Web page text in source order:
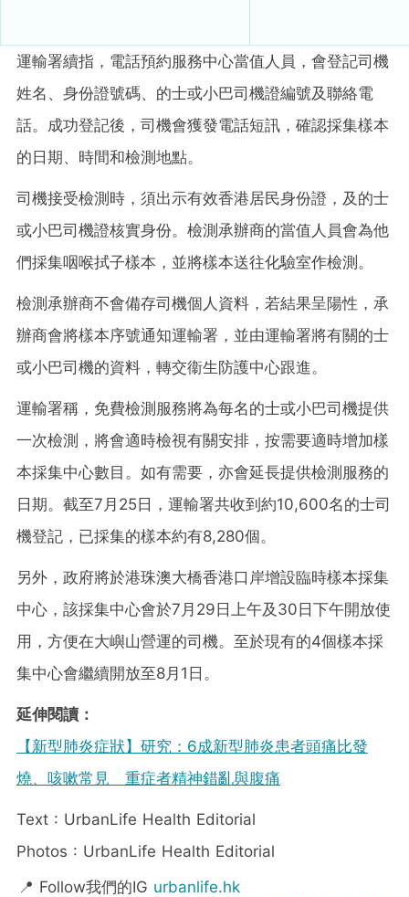
運輸署續指，電話預約服務中心當值人員，會登記司機
姓名、身份證號碼、的士或小巴司機證編號及聯絡電
話。成功登記後，司機會獲發電話短訊，確認採集樣本
的日期、時間和檢測地點。
司機接受檢測時，須出示有效香港居民身份證，及的士
或小巴司機證核實身份。檢測承辦商的當值人員會為他
們採集咽喉拭子樣本，並將樣本送往化驗室作檢測。
檢測承辦商不會備存司機個人資料，若結果呈陽性，承
辦商會將樣本序號通知運輸署，並由運輸署將有關的士
或小巴司機的資料，轉交衞生防護中心跟進。
運輸署稱，免費檢測服務將為每名的士或小巴司機提供
一次檢測，將會適時檢視有關安排，按需要適時增加樣
本採集中心數目。如有需要，亦會延長提供檢測服務的
日期。截至7月25日，運輸署共收到約10,600名的士司
機登記，已採集的樣本約有8,280個。
另外，政府將於港珠澳大橋香港口岸增設臨時樣本採集
中心，該採集中心會於7月29日上午及30日下午開放使
用，方便在大嶼山營運的司機。至於現有的4個樣本採
集中心會繼續開放至8月1日。
延伸閱讀：
【新型肺炎症狀】研究：6成新型肺炎患者頭痛比發
燒、咳嗽常見 重症者精神錯亂與腹痛
Text : UrbanLife Health Editorial
Photos : UrbanLife Health Editorial
📍 Follow我們的IG urbanlife.hk